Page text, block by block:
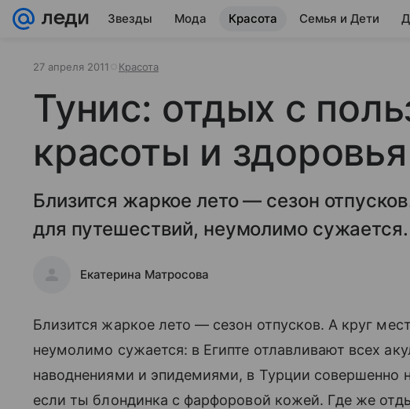
Звезды Мода Красота Семья и Дети
27 апреля 2011 Красота
Тунис: отдых с
красоты и здоровья
Близится жаркое лето — сезон
для путешествий, неумолимо сужается.
Екатерина Матросова
Близится жаркое лето — сезон отпусков. А круг
неумолимо сужается: в Египте отлавливают всех
наводнениями и эпидемиями, в Турции совершенно
если ты блондинка с фарфоровой кожей. Где же